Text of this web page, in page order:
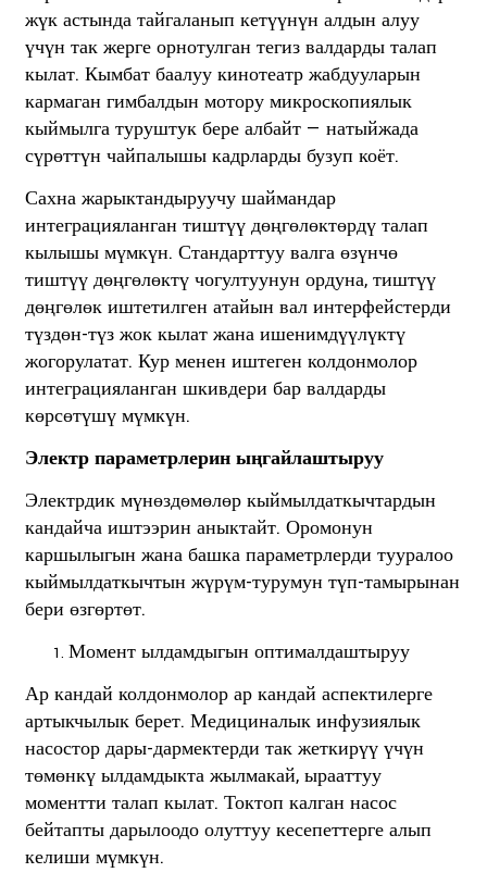
жүк астында тайгаланып кетүүнүн алдын алуу
үчүн так жерге орнотулган тегиз валдарды талап
кылат. Кымбат баалуу кинотеатр жабдууларын
кармаган гимбалдын мотору микроскопиялык
кыймылга туруштук бере албайт — натыйжада
сүрөттүн чайпалышы кадрларды бузуп коёт.
Сахна жарыктандыруучу шаймандар
интеграцияланган тиштүү дөңгөлөктөрдү талап
кылышы мүмкүн. Стандарттуу валга өзүнчө
тиштүү дөңгөлөктү чогултуунун ордуна, тиштүү
дөңгөлөк иштетилген атайын вал интерфейстерди
түздөн-түз жок кылат жана ишенимдүүлүктү
жогорулатат. Кур менен иштеген колдонмолор
интеграцияланган шкивдери бар валдарды
көрсөтүшү мүмкүн.
Электр параметрлерин ыңгайлаштыруу
Электрдик мүнөздөмөлөр кыймылдаткычтардын
кандайча иштээрин аныктайт. Оромонун
каршылыгын жана башка параметрлерди тууралоо
кыймылдаткычтын жүрүм-турумун түп-тамырынан
бери өзгөртөт.
Момент ылдамдыгын оптималдаштыруу
Ар кандай колдонмолор ар кандай аспектилерге
артыкчылык берет. Медициналык инфузиялык
насостор дары-дармектерди так жеткирүү үчүн
төмөнкү ылдамдыкта жылмакай, ырааттуу
моментти талап кылат. Токтоп калган насос
бейтапты дарылоодо олуттуу кесепеттерге алып
келиши мүмкүн.